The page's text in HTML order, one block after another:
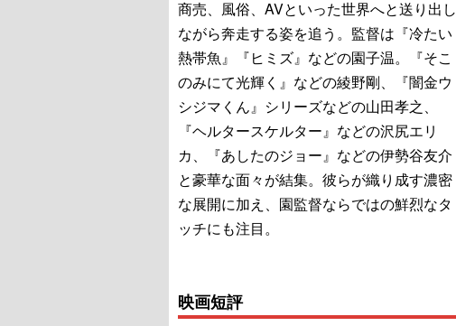
商売、風俗、AVといった世界へと送り出し
ながら奔走する姿を追う。監督は『冷たい
熱帯魚』『ヒミズ』などの園子温。『そこ
のみにて光輝く』などの綾野剛、『闇金ウ
シジマくん』シリーズなどの山田孝之、
『ヘルタースケルター』などの沢尻エリ
カ、『あしたのジョー』などの伊勢谷友介
と豪華な面々が結集。彼らが織り成す濃密
な展開に加え、園監督ならではの鮮烈なタ
ッチにも注目。
映画短評